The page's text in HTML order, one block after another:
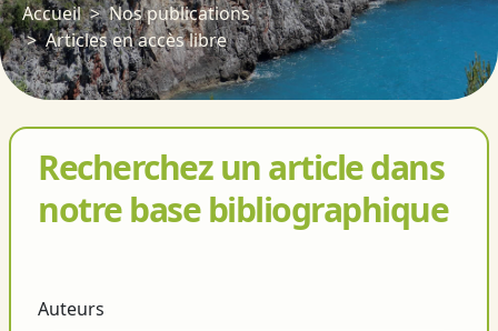
Accueil
Nos publications
Articles en accès libre
Recherchez un article dans
notre base bibliographique
Auteurs